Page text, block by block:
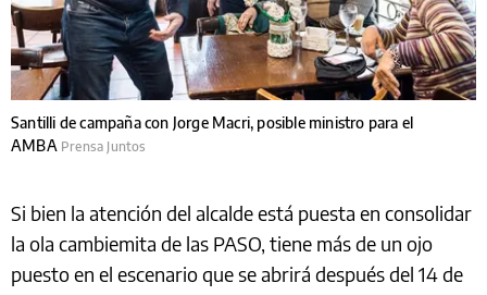
Santilli de campaña con Jorge Macri, posible ministro para el
AMBA Prensa Juntos
Si bien la atención del alcalde está puesta en consolidar
la ola cambiemita de las PASO, tiene más de un ojo
puesto en el escenario que se abrirá después del 14 de